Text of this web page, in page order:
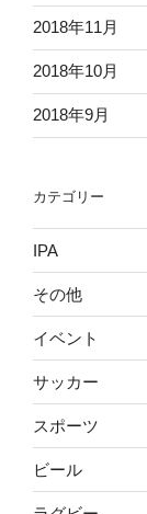
2018年11月
2018年10月
2018年9月
カテゴリー
IPA
その他
イベント
サッカー
スポーツ
ビール